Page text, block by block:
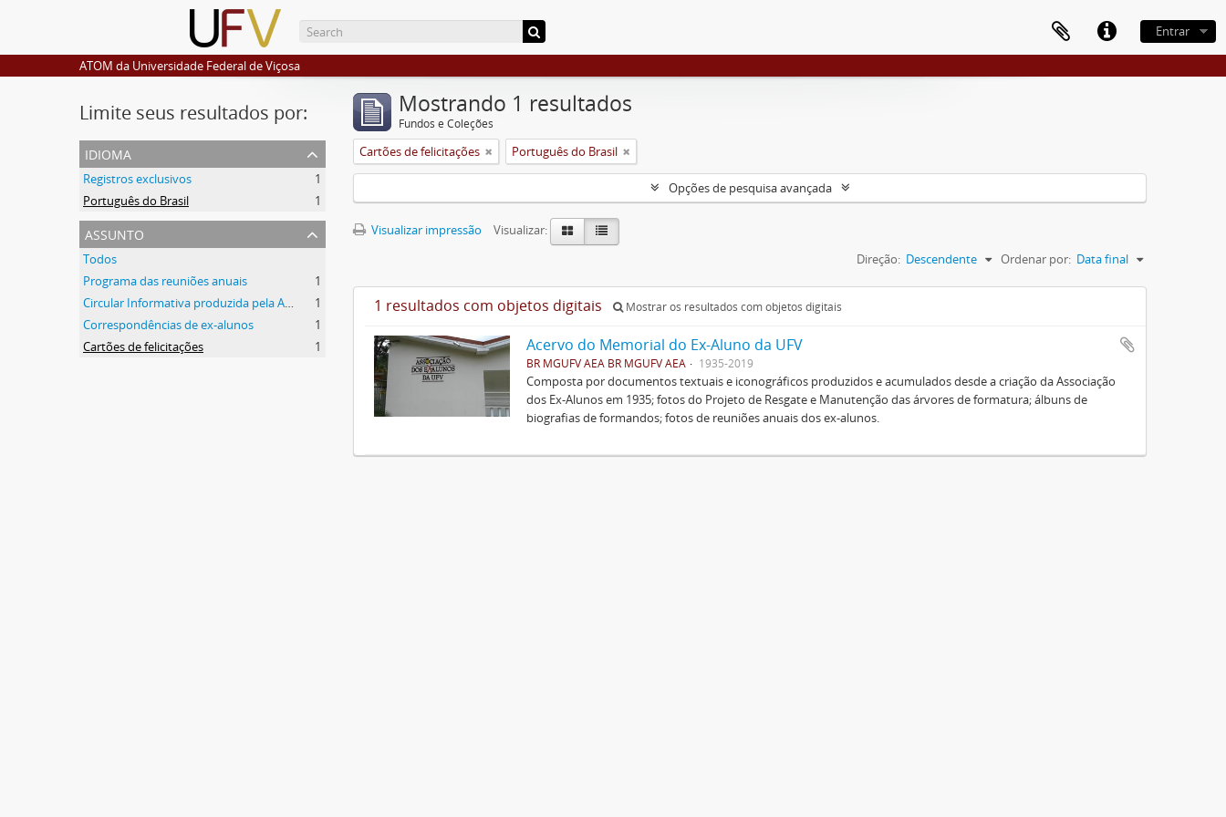
Entrar
ATOM da Universidade Federal de Viçosa
Limite seus resultados por:
idioma
Registros exclusivos
1
Português do Brasil
1
assunto
Todos
Programa das reuniões anuais
1
Circular Informativa produzida pela AEA
1
Correspondências de ex-alunos
1
Cartões de felicitações
1
Mostrando 1 resultados
Fundos e Coleções
Cartões de felicitações Português do Brasil
Opções de pesquisa avançada
Visualizar impressão
Visualizar:
Ordenar por: Data final
Direção: Descendente
1 resultados com objetos digitais Mostrar os resultados com objetos digitais
Acervo do Memorial do Ex-Aluno da UFV
BR MGUFV AEA BR MGUFV AEA 1935-2019
Composta por documentos textuais e iconográficos produzidos e acumulados desde a criação da Associação
dos Ex-Alunos em 1935; fotos do Projeto de Resgate e Manutenção das árvores de formatura; álbuns de
biografias de formandos; fotos de reuniões anuais dos ex-alunos.